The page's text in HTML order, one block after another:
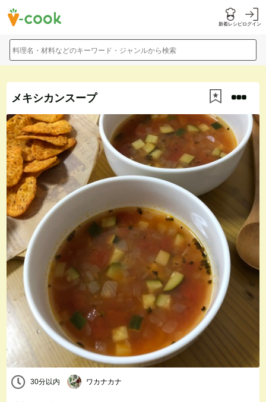
新着レシピログイン
料理名・材料などのキーワード・ジャンルから検索
メキシカンスープ
30分以内 ワカナカナ